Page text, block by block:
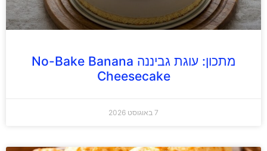
מתכון: עוגת גביננה No-Bake Banana
Cheesecake
7 באוגוסט 2026